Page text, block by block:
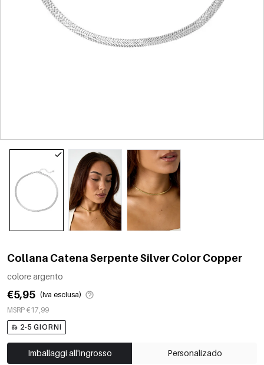
Collana Catena Serpente Silver Color Copper
colore argento
€5,95 (Iva esclusa)
MSRP €17,99
2-5 GIORNI
Imballaggi all'ingrosso Personalizado